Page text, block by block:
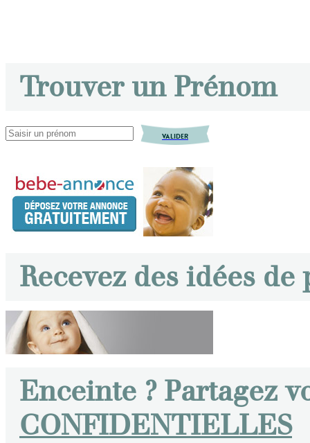
Trouver un Prénom
VALIDER
Recevez des idées
Enceinte ? Partagez
CONFIDENTIELLES